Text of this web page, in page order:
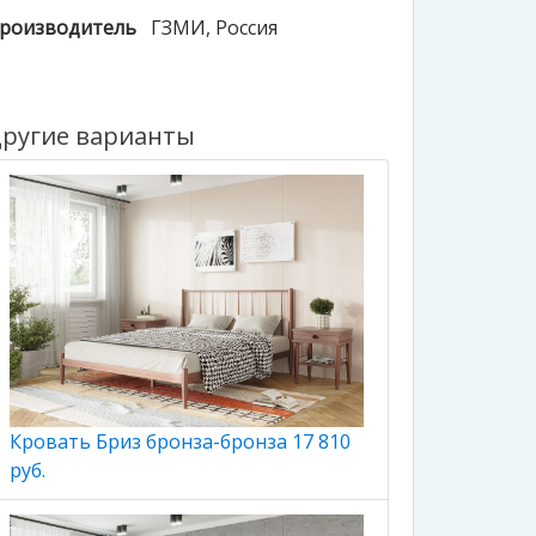
ГЗМИ, Россия
варианты
Кровать Бриз бронза-бронза 17 810
руб.